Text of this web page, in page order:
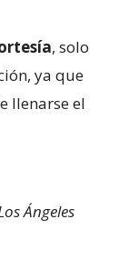
, solo
ya que
llenarse el
Ángeles